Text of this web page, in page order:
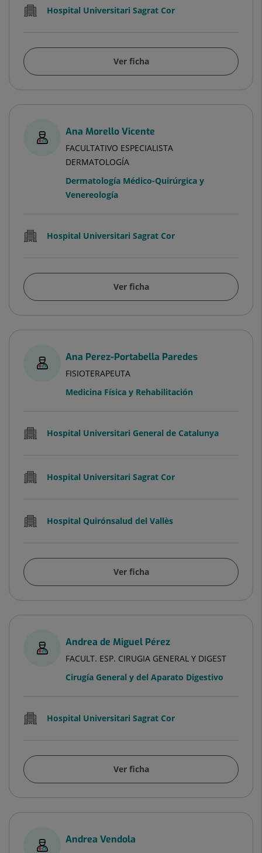
Hospital Universitari Sagrat Cor
Ver ficha
Ana Morello Vicente
FACULTATIVO ESPECIALISTA
DERMATOLOGÍA
Dermatología Médico-Quirúrgica y
Venereología
Hospital Universitari Sagrat Cor
Ver ficha
Ana Perez-Portabella Paredes
FISIOTERAPEUTA
Medicina Física y Rehabilitación
Hospital Universitari General de Catalunya
Hospital Universitari Sagrat Cor
Hospital Quirónsalud del Vallès
Ver ficha
Andrea de Miguel Pérez
FACULT. ESP. CIRUGIA GENERAL Y DIGEST
Cirugía General y del Aparato Digestivo
Hospital Universitari Sagrat Cor
Ver ficha
Andrea Vendola